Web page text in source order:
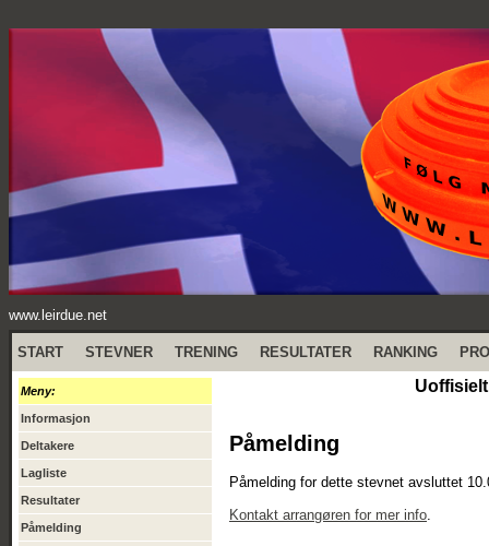
www.leirdue.net
START STEVNER TRENING RESULTATER RANKING
Meny:
Informasjon
Deltakere
Lagliste
Resultater
Påmelding
Påmelding
Påmelding for dette stevnet avsluttet
Kontakt arrangøren for mer info.